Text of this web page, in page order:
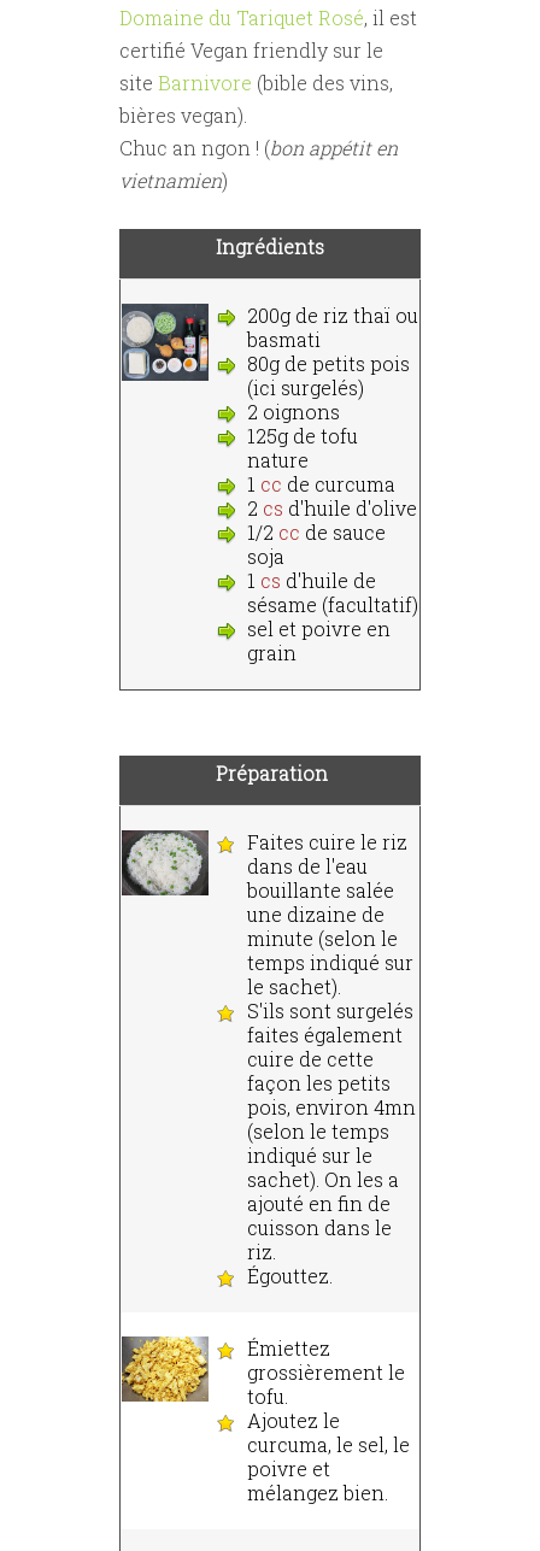
Domaine du Tariquet Rosé, il est
certifié Vegan friendly sur le
site Barnivore (bible des vins,
bières vegan).
Chuc an ngon ! (bon appétit en
vietnamien)
Ingrédients
200g de riz thaï ou
basmati
80g de petits pois
(ici surgelés)
2 oignons
125g de tofu
nature
1 cc de curcuma
2 cs d'huile d'olive
1/2 cc de sauce
soja
1 cs d'huile de
sésame (facultatif)
sel et poivre en
grain
Préparation
Faites cuire le riz
dans de l'eau
bouillante salée
une dizaine de
minute (selon le
temps indiqué sur
le sachet).
S'ils sont surgelés
faites également
cuire de cette
façon les petits
pois, environ 4mn
(selon le temps
indiqué sur le
sachet). On les a
ajouté en fin de
cuisson dans le
riz.
Égouttez.
Émiettez
grossièrement le
tofu.
Ajoutez le
curcuma, le sel, le
poivre et
mélangez bien.